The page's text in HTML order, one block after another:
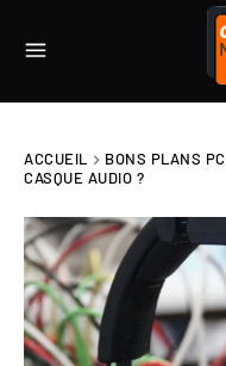
ACCUEIL BONS PLANS PC
CASQUE AUDIO ?